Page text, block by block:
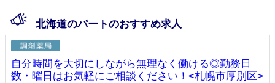
北海道のパートのおすすめ求人
自分時間を大切にしながら無理なく働ける◎勤務日
数・曜日はお気軽にご相談ください！<札幌市厚別区>